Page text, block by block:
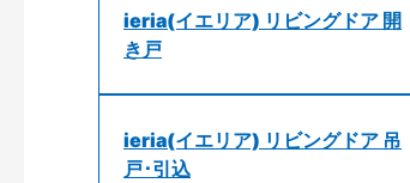
ieria(イエリア) リビングドア 開
き戸
ieria(イエリア) リビングドア 吊
戸･引込